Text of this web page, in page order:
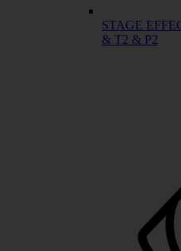
STAGE
& T2 & P2